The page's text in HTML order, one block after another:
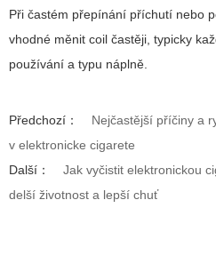
Při častém přepínání příchutí nebo
vhodné měnit coil častěji, typicky
používání a typu náplně.
Předchozí：
Nejčastější příčiny a
v elektronicke cigarete
Další：
Jak vyčistit elektronickou
delší životnost a lepší chuť